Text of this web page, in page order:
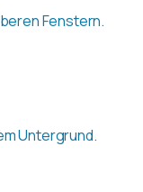
Fenstern.
Untergrund.